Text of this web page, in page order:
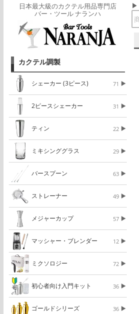
日本最大級のカクテル用品専門店
バー・ツール ナランハ
カクテル調製
シェーカー (3ピース) 71
2ピースシェーカー 31
ティン 22
ミキシンググラス 29
バースプーン 63
ストレーナー 49
メジャーカップ 57
マッシャー・ブレンダー 12
ミクソロジー 72
初心者向け入門キット 36
ゴールドシリーズ 36